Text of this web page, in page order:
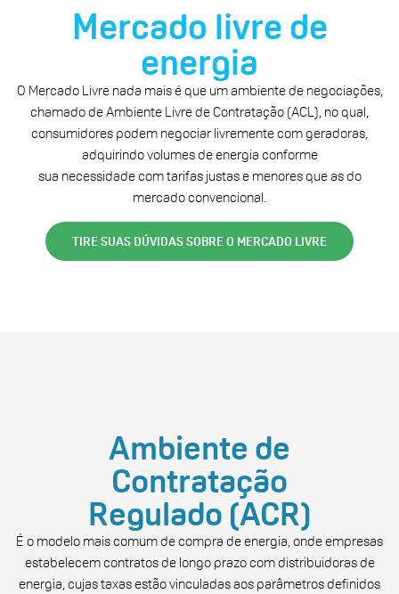
Mercado livre de
energia
O Mercado Livre nada mais é que um ambiente de negociações,
chamado de Ambiente Livre de Contratação (ACL), no qual,
consumidores podem negociar livremente com geradoras,
adquirindo volumes de energia conforme
sua necessidade com tarifas justas e menores que as do
mercado convencional.
TIRE SUAS DÚVIDAS SOBRE O MERCADO LIVRE
Ambiente de
Contratação
Regulado (ACR)
É o modelo mais comum de compra de energia, onde empresas
estabelecem contratos de longo prazo com distribuidoras de
energia, cujas taxas estão vinculadas aos parâmetros definidos